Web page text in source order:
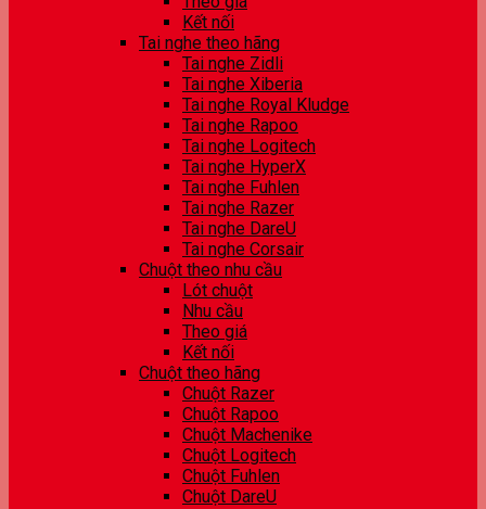
Kết nối
Tai nghe theo hãng
Tai nghe Zidli
Tai nghe Xiberia
Tai nghe Royal Kludge
Tai nghe Rapoo
Tai nghe Logitech
Tai nghe HyperX
Tai nghe Fuhlen
Tai nghe Razer
Tai nghe DareU
Tai nghe Corsair
Chuột theo nhu cầu
Lót chuột
Nhu cầu
Theo giá
Kết nối
Chuột theo hãng
Chuột Razer
Chuột Rapoo
Chuột Machenike
Chuột Logitech
Chuột Fuhlen
Chuột DareU